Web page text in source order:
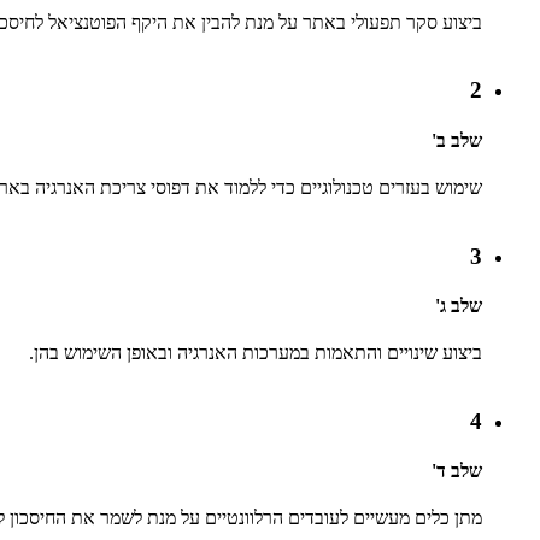
ביצוע סקר תפעולי באתר על מנת להבין את היקף הפוטנציאל
2
שלב ב'
שימוש בעזרים טכנולוגיים כדי ללמוד את דפוסי צריכת האנרגיה
3
שלב ג'
ביצוע שינויים והתאמות במערכות האנרגיה ובאופן השימוש בהן.
4
שלב ד'
מתן כלים מעשיים לעובדים הרלוונטיים על מנת לשמר את החיסכון